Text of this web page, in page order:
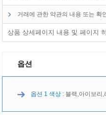
거래에 관한 약관의 내용 또는 확
상품 상세페이지 내용 및 페이지
옵션
옵션 1 색상 : 블랙,아이보리